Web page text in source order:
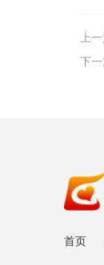
上
下
首页